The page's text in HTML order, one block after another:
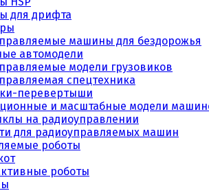
для дрифта
машины для бездорожья
автомодели
модели грузовиков
спецтехника
перевертыши
и масштабные модели
на радиоуправлении
для радиоуправляемых машин
роботы
роботы